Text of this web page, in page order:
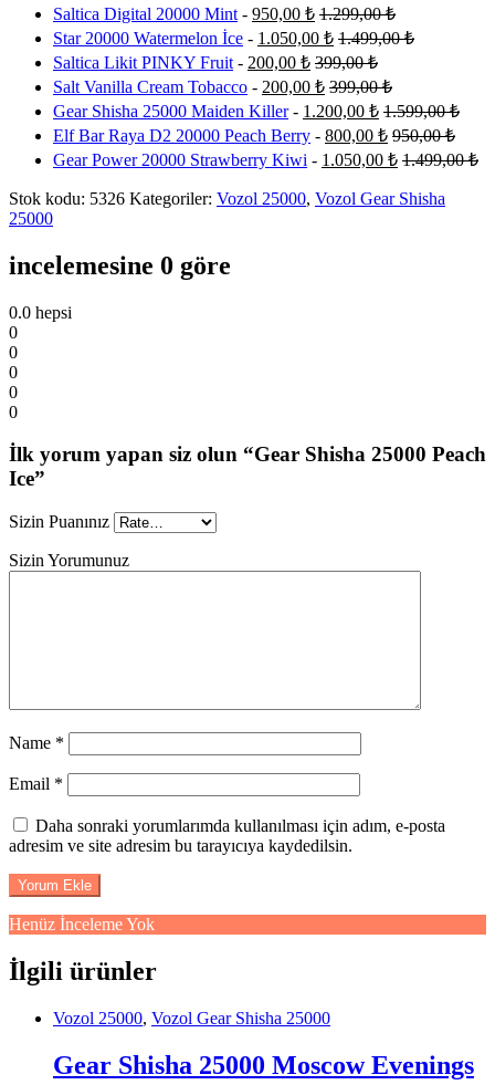
Saltica Digital 20000 Mint - 950,00 ₺ 1.299,00₺
Star 20000 Watermelon İce - 1.050,00 ₺ 1.499,00₺
Saltica Likit PINKY Fruit - 200,00 ₺ 399,00₺
Salt Vanilla Cream Tobacco - 200,00 ₺ 399,00₺
Gear Shisha 25000 Maiden Killer- 1.200,00 ₺ 1.599,00₺
Elf Bar Raya D2 20000 Peach Berry - 800,00 ₺ 950,00₺
Gear Power 20000 Strawberry Kiwi - 1.050,00 ₺ 1.499,00₺
Stok kodu: 5326 Kategoriler: Vozol 25000, Vozol Gear Shisha
25000
incelemesine 0 göre
0.0 hepsi
0
0
0
0
0
İlk yorum yapan siz olun “Gear Shisha 25000 Peach
Ice”
Sizin Puanınız
Sizin Yorumunuz
Name *
Email *
Daha sonraki yorumlarımda kullanılması için adım, e-posta
adresim ve site adresim bu tarayıcıya kaydedilsin.
Henüz İnceleme Yok
İlgili ürünler
Vozol 25000, Vozol Gear Shisha 25000
Gear Shisha 25000 Moscow Evenings